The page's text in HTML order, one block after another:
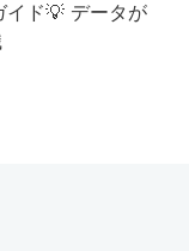
イド💡 データが